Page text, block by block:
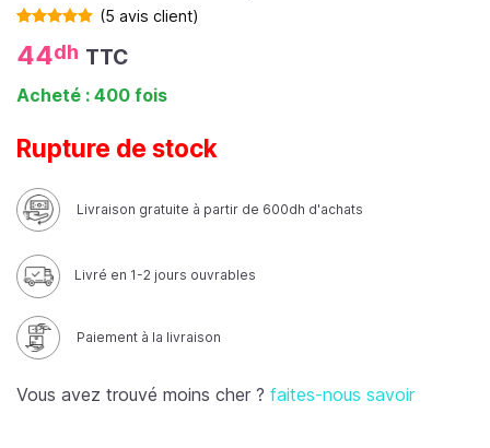
sur 5 basé
sur
client
(5 avis client)
44dh TTC
Acheté : 400 fois
Rupture de stock
Livraison gratuite à partir de 600dh d'achats
Livré en 1-2 jours ouvrables
Paiement à la livraison
Vous avez trouvé moins cher ? faites-nous savoir